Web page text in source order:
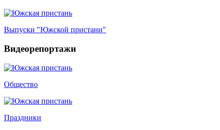
Выпуски "Южской пристани"
Видеорепортажи
Общество
Праздники